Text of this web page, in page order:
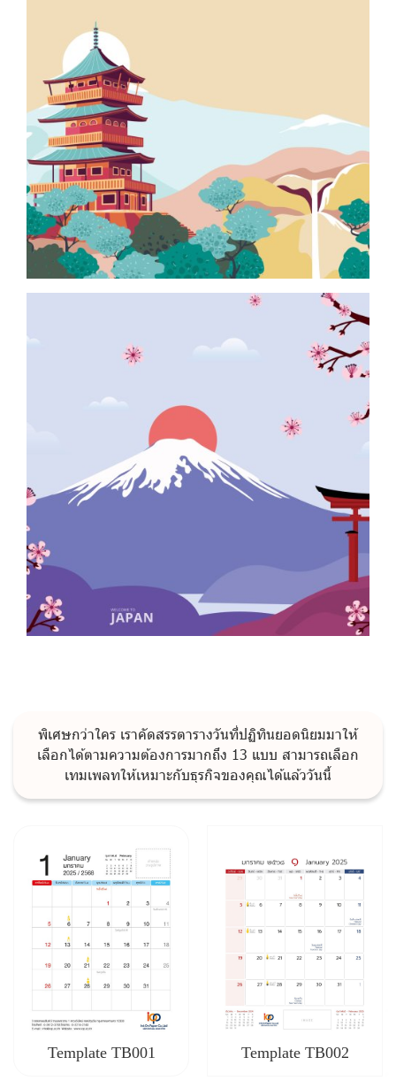
พิเศษกว่าใคร เราคัดสรรตารางวันที่ปฏิทินยอดนิยมมาให้
เลือกได้ตามความต้องการมากถึง 13 แบบ สามารถเลือก
เทมเพลทให้เหมาะกับธุรกิจของคุณได้แล้ววันนี้
Template TB001 Template TB002